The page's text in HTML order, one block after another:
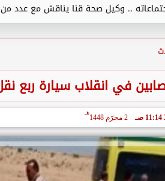
صحة قنا يناقش مع عدد من القيادات...
11:14 صـ 2 محرّم 1448
هـ